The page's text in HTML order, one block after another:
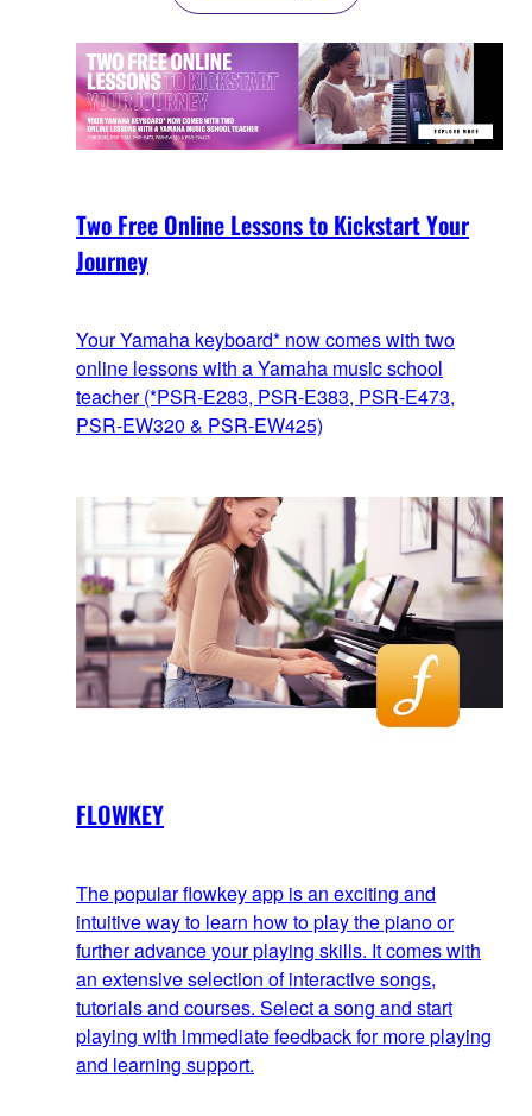
Two Free Online Lessons to Kickstart Your
Journey
Your Yamaha keyboard* now comes with two
online lessons with a Yamaha music school
teacher (*PSR-E283, PSR-E383, PSR-E473,
PSR-EW320 & PSR-EW425)
FLOWKEY
The popular flowkey app is an exciting and
intuitive way to learn how to play the piano or
further advance your playing skills. It comes with
an extensive selection of interactive songs,
tutorials and courses. Select a song and start
playing with immediate feedback for more playing
and learning support.